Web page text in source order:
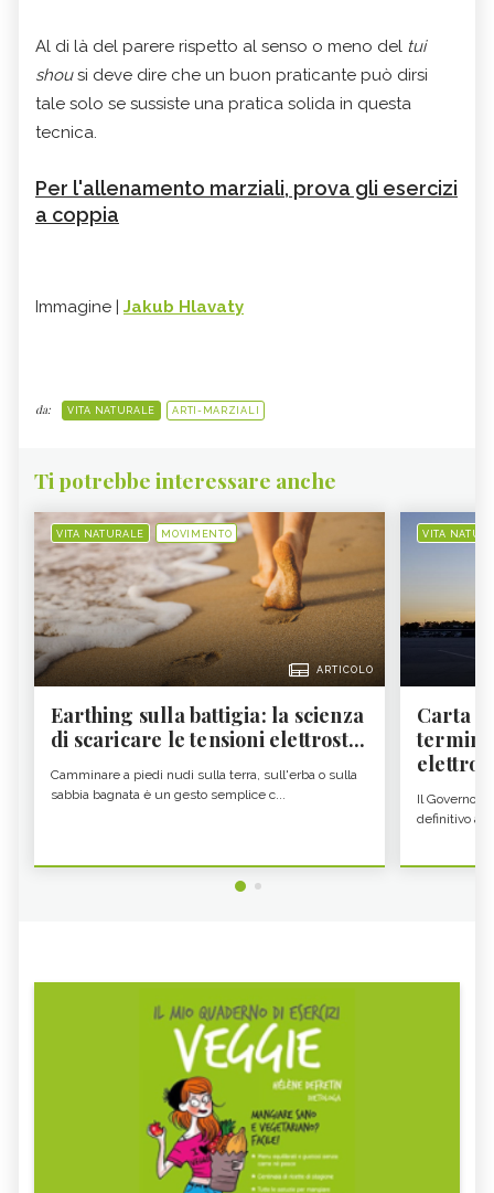
Al di là del parere rispetto al senso o meno del tui
shousi deve dire che un buon praticante può dirsi
tale solo se sussiste una pratica solida in questa
tecnica.
Per l'allenamento marziali, prova gli esercizi
a coppia
Immagine | Jakub Hlavaty
da: VITA NATURALE ARTI-MARZIALI
Ti potrebbe interessare anche
VITA NATURALE MOVIMENTO
ARTICOLO
Earthing sulla battigia: la scienza
di scaricare le tensioni elettrost...
Camminare a piedi nudi sulla terra, sull'erba o sulla
sabbia bagnata è un gesto semplice c...
VITA
Carta
Il Governo
definitivo